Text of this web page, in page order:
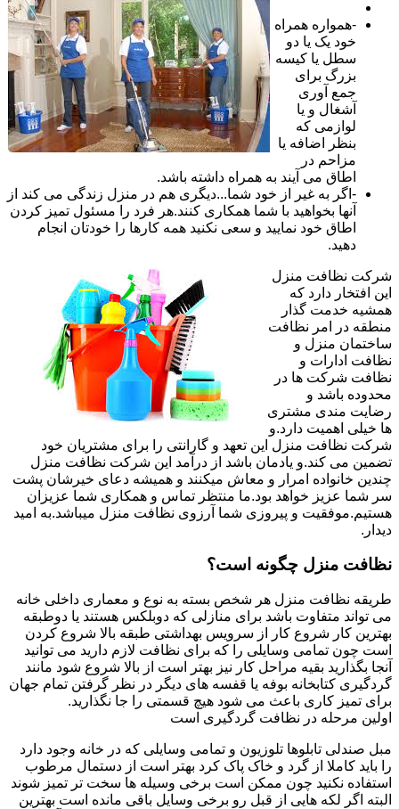
-همواره همراه
خود یک یا دو
سطل یا کیسه
بزرگ برای
جمع آوری
آشغال و یا
لوازمی که
بنظر اضافه یا
مزاحم در
اطاق می آیند به همراه داشته باشد.
-اگر به غیر از خود شما...دیگری هم در منزل زندگی می کند از
آنها بخواهید با شما همکاری کنند.هر فرد را مسئول تمیز کردن
اطاق خود نمایید و سعی نکنید همه کارها را خودتان انجام
دهید.
شرکت نظافت منزل
این افتخار دارد که
همشیه خدمت گذار
منطقه در امر نظافت
ساختمان منزل و
نظافت ادارات و
نظافت شرکت ها در
محدوده باشد و
رضایت مندی مشتری
ها خیلی اهمیت دارد.و
شرکت نظافت منزل این تعهد و گارانتی را برای مشتریان خود
تضمین می کند.و یادمان باشد از درآمد این شرکت نظافت منزل
چندین خانواده امرار و معاش میکنند و همیشه دعای خیرشان پشت
سر شما عزیز خواهد بود.ما منتظر تماس و همکاری شما عزیزان
هستیم.موفقیت و پیروزی شما آرزوی نظافت منزل میباشد.به امید
دیدار.
نظافت منزل چگونه است؟
طریقه نظافت منزل هر شخص بسته به نوع و معماری داخلی خانه
می تواند متفاوت باشد برای منازلی که دوبلکس هستند یا دوطبقه
بهترین کار شروع کار از سرویس بهداشتی طبقه بالا شروع کردن
است چون تمامی وسایلی را که برای نظافت لازم دارید می توانید
آنجا بگذارید بقیه مراحل کار نیز بهتر است از بالا شروع شود مانند
گردگیری کتابخانه بوفه یا قفسه های دیگر در نظر گرفتن تمام جهان
برای تمیز کاری باعث می شود هیچ قسمتی را جا نگذارید.
اولین مرحله در نظافت گردگیری است
مبل صندلی تابلوها تلوزیون و تمامی وسایلی که در خانه وجود دارد
را باید کاملا از گرد و خاک پاک کرد بهتر است از دستمال مرطوب
استفاده نکنید چون ممکن است برخی وسیله ها سخت تر تمیز شوند
البته اگر لکه هایی از قبل رو برخی وسایل باقی مانده است بهترین